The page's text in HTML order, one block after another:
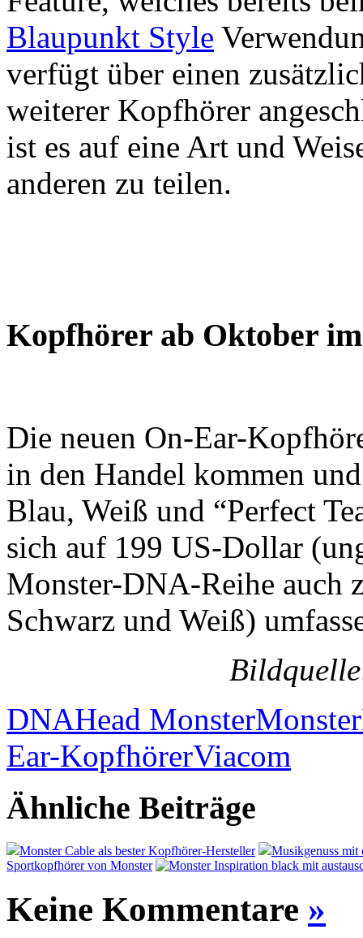
Blaupunkt Style
verfügt über einen
weiterer Kopfhörer
ist es auf eine Art und
anderen zu teilen.
Kopfhörer ab Oktober
Die neuen On-Ear-
in den Handel kommen
Blau, Weiß und “Perfect
sich auf 199 US-Dollar
Monster-DNA-Reihe auch
Schwarz und Weiß)
DNAHead MonsterMonster
Ear-KopfhörerViacom
Ähnliche Beiträge
Monster Cable als bester Kopfhörer-Hersteller
Musikgenuss mit
Sportkopfhörer von Monster
Keine Kommentare »